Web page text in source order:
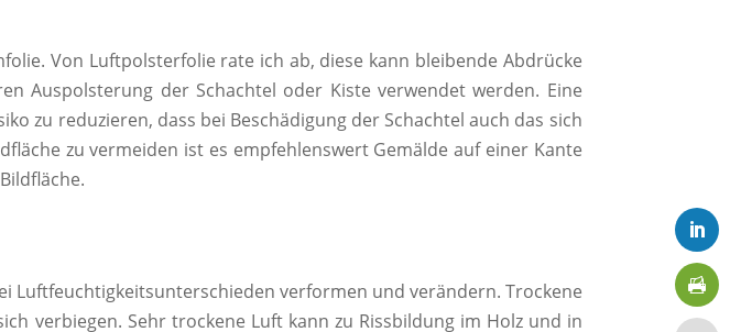
Von Luftpolsterfolie rate ich ab, diese kann bleibende Abdrücke
Auspolsterung der Schachtel oder Kiste verwendet werden. Eine
zu reduzieren, dass bei Beschädigung der Schachtel auch das sich
zu vermeiden ist es empfehlenswert Gemälde auf einer Kante
Luftfeuchtigkeitsunterschieden verformen und verändern. Trockene
verbiegen. Sehr trockene Luft kann zu Rissbildung im Holz und in